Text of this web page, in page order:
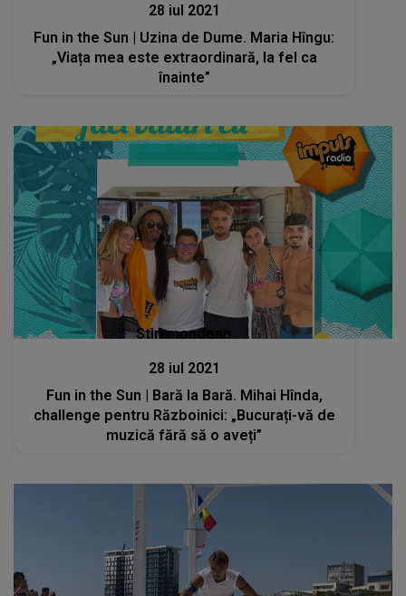
28 iul 2021
Fun in the Sun | Uzina de Dume. Maria Hîngu:
„Viața mea este extraordinară, la fel ca
înainte”
Stiri mondene
28 iul 2021
Fun in the Sun | Bară la Bară. Mihai Hînda,
challenge pentru Războinici: „Bucurați-vă de
muzică fără să o aveți”